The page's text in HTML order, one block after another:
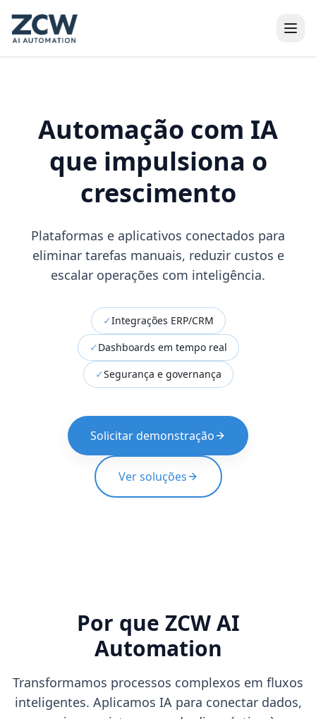
Automação com IA
que impulsiona o
crescimento
Plataformas e aplicativos conectados para
eliminar tarefas manuais, reduzir custos e
escalar operações com inteligência.
✓Integrações ERP/CRM
✓ Dashboards em tempo real
✓Segurança e governança
Solicitar demonstração
Ver soluções
Por que ZCW AI
Automation
Transformamos processos complexos em fluxos
inteligentes. Aplicamos IA para conectar dados,